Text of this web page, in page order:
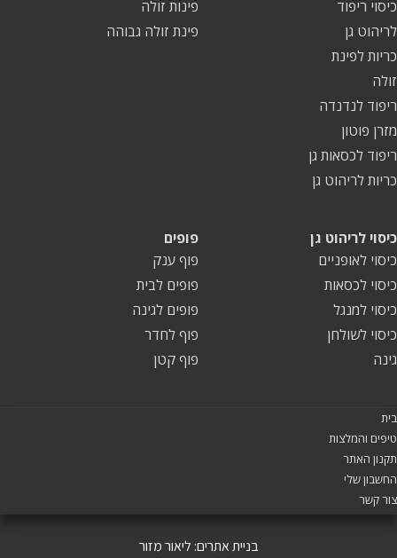
פינות זולה
פינת זולה גבוהה
כיסוי ריפוד
לריהוט גן
כריות לפינת
זולה
ריפוד לנדנדה
מזרן פוטון
ריפוד לכסאות גן
כריות לריהוט גן
פופים
פוף ענק
פופים לבית
פופים לגינה
פוף לחדר
פוף קטן
כיסוי לריהוט גן
כיסוי לאופניים
כיסוי לכסאות
כיסוי למנגל
כיסוי לשולחן
גינה
בית
טיפים והמלצות
תקנון האתר
החשבון שלי
צור קשר
בניית אתרים: ליאור מזור